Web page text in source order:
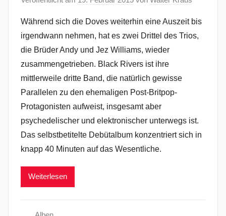
Während sich die Doves weiterhin eine Auszeit bis
irgendwann nehmen, hat es zwei Drittel des Trios,
die Brüder Andy und Jez Williams, wieder
zusammengetrieben. Black Rivers ist ihre
mittlerweile dritte Band, die natürlich gewisse
Parallelen zu den ehemaligen Post-Britpop-
Protagonisten aufweist, insgesamt aber
psychedelischer und elektronischer unterwegs ist.
Das selbstbetitelte Debütalbum konzentriert sich in
knapp 40 Minuten auf das Wesentliche.
Weiterlesen